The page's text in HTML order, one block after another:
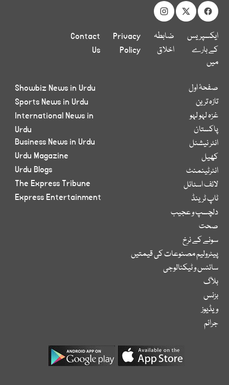
ایکسپریس
کے بارے
میں
ضابطہ
اخلاق
Privacy
Policy
Contact
Us
صفحۂ اول
تازہ ترین
غزہ لہو لہو
پاکستان
انٹر نیشنل
کھیل
انٹرٹینمنٹ
لائف اسٹائل
ٹاپ ٹرینڈ
دلچسپ و عجیب
صحت
سونے کے نرخ
پیٹرولیم مصنوعات کی قیمتیں
سائنس و ٹیکنالوجی
بلاگ
بزنس
ویڈیوز
جرائم
Showbiz News in Urdu
Sports News in Urdu
International News in
Urdu
Business News in Urdu
Urdu Magazine
Urdu Blogs
The Express Tribune
Express Entertainment